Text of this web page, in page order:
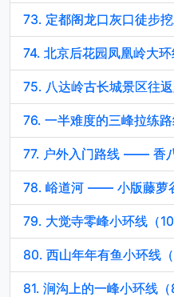
74. 北京后花园凤凰岭大
75. 八达岭古长城景区往
76. 一半难度的三峰拉练
77. 户外入门路线 —— 香
78. 峪道河 —— 小版藤萝
79. 大觉寺零峰小环线（
80. 西山年年有鱼小环线
81. 涧沟上的一峰小环线